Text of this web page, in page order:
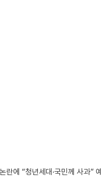
년세대·국민께 사과” 예정 기자회견은 취소